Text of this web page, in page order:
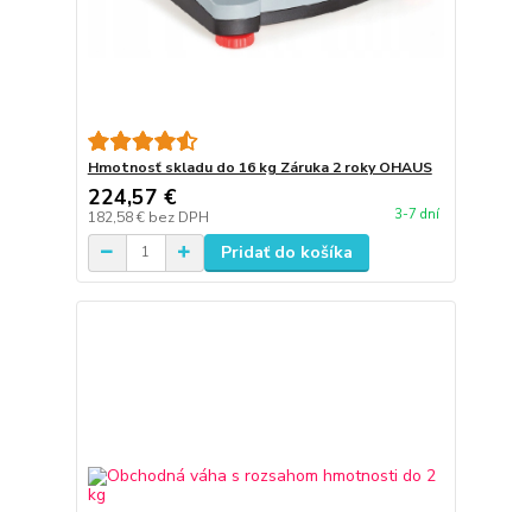
Hmotnosť skladu do 16 kg Záruka 2 roky OHAUS
224,57 €
182,58 € bez DPH 3-7 dní
Pridať do košíka